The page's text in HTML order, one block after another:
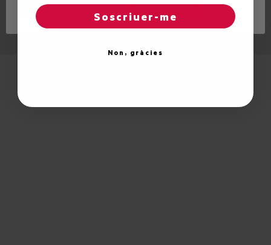
Reglatges de "cookies" Acceptar totes
Soscriuer-me
Non, gràcies